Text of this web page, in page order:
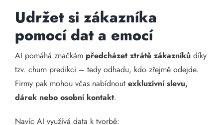
Udržet si zákazníka
pomocí dat a emocí
AI pomáhá značkám předcházet ztrátě zákazníků díky
tzv. churn predikci – tedy odhadu, kdo zřejmě odejde.
Firmy pak mohou včas nabídnout exkluzivní slevu,
dárek nebo osobní kontakt.
Navíc AI využívá data k tvorbě: